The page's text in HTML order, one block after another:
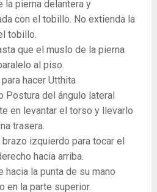
la pierna delantera y
con el tobillo. No extienda la
tobillo.
que el muslo de la pierna
al piso.
hacer Utthita
Postura del ángulo lateral
en levantar el torso y llevarlo
trasera.
izquierdo para tocar el
hacia arriba.
hacia la punta de su mano
en la parte superior.